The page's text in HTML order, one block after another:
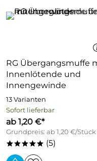
RG Übergangsmuffe
Innenlötende und
Innengewinde
13 Varianten
Sofort lieferbar
ab 1,20 €*
Grundpreis: ab 1,20 €/Stück
***** (5)